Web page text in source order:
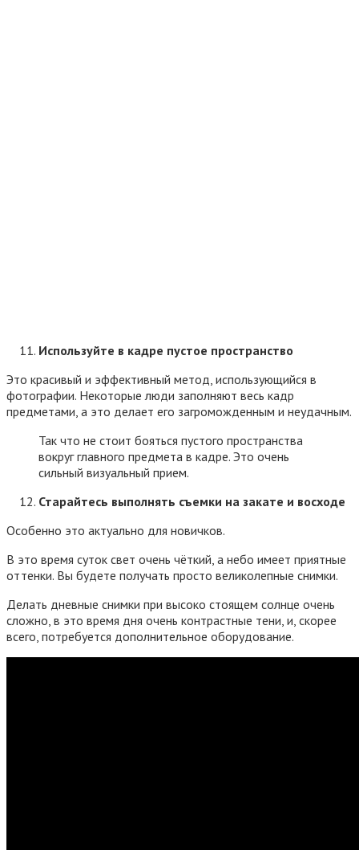
Используйте в кадре пустое пространство
Это красивый и эффективный метод, использующийся в
фотографии. Некоторые люди заполняют весь кадр
предметами, а это делает его загроможденным и неудачным.
Так что не стоит бояться пустого пространства
вокруг главного предмета в кадре. Это очень
сильный визуальный прием.
Старайтесь выполнять съемки на закате и восходе
Особенно это актуально для новичков.
В это время суток свет очень чёткий, а небо имеет приятные
оттенки. Вы будете получать просто великолепные снимки.
Делать дневные снимки при высоко стоящем солнце очень
сложно, в это время дня очень контрастные тени, и, скорее
всего, потребуется дополнительное оборудование.